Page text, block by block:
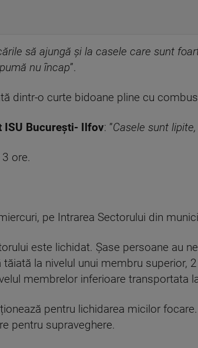
să ajungă și la casele care sunt
nu încap”.
dintr-o curte bidoane pline cu
ISU București- Ilfov: ”Casele sunt
ore.
pe Intrarea Sectorului din
este lichidat. Șase persoane au
la nivelul unui membru superior,
membrelor inferioare transportata
pentru lichidarea micilor
pentru supraveghere.